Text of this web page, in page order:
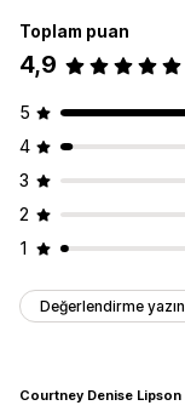
Toplam puan
4,9
5
4
3
2
1
Değerlendirme yazın
Courtney Denise Lipson